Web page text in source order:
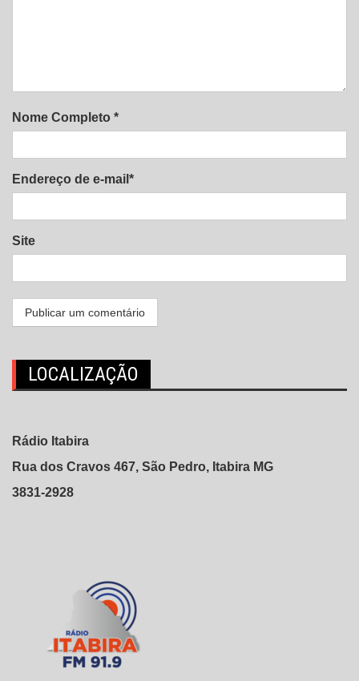
Nome Completo *
Endereço de e-mail*
Site
LOCALIZAÇÃO
Rádio Itabira
Rua dos Cravos 467, São Pedro, Itabira MG
3831-2928